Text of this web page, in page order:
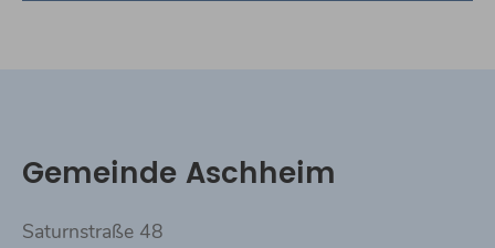
Gemeinde Aschheim
Saturnstraße 48